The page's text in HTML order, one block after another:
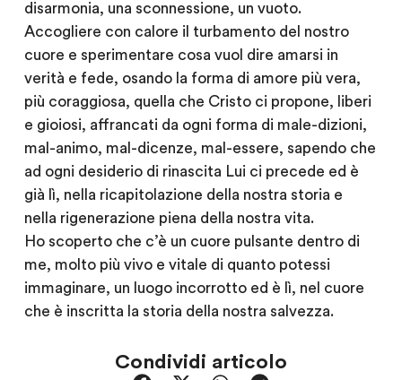
disarmonia, una sconnessione, un vuoto.
Accogliere con calore il turbamento del nostro
cuore e sperimentare cosa vuol dire amarsi in
verità e fede, osando la forma di amore più vera,
più coraggiosa, quella che Cristo ci propone, liberi
e gioiosi, affrancati da ogni forma di male-dizioni,
mal-animo, mal-dicenze, mal-essere, sapendo che
ad ogni desiderio di rinascita Lui ci precede ed è
già lì, nella ricapitolazione della nostra storia e
nella rigenerazione piena della nostra vita.
Ho scoperto che c’è un cuore pulsante dentro di
me, molto più vivo e vitale di quanto potessi
immaginare, un luogo incorrotto ed è lì, nel cuore
che è inscritta la storia della nostra salvezza.
Condividi articolo